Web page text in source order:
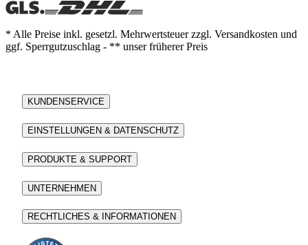
* Alle Preise inkl. gesetzl. Mehrwertsteuer zzgl. Versandkosten und
ggf. Sperrgutzuschlag - ** unser früherer Preis
KUNDENSERVICE
EINSTELLUNGEN & DATENSCHUTZ
PRODUKTE & SUPPORT
UNTERNEHMEN
RECHTLICHES & INFORMATIONEN